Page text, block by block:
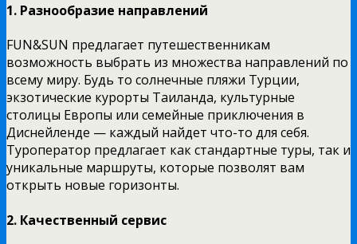
1. Разнообразие направлений
FUN&SUN предлагает путешественникам
возможность выбрать из множества направлений по
всему миру. Будь то солнечные пляжи Турции,
экзотические курорты Таиланда, культурные
столицы Европы или семейные приключения в
Диснейленде — каждый найдет что-то для себя.
Туроператор предлагает как стандартные туры, так и
уникальные маршруты, которые позволят вам
открыть новые горизонты.
2. Качественный сервис